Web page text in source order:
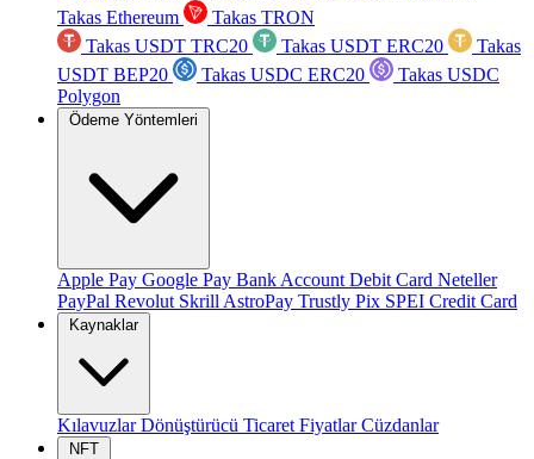
Takas Ethereum
Takas TRON
Takas USDT TRC20
Takas USDT ERC20
Takas
USDT BEP20
Takas USDC ERC20
Takas USDC
Polygon
Ödeme Yöntemleri
Apple Pay Google Pay Bank Account Debit Card Neteller
PayPal Revolut Skrill AstroPay Trustly Pix SPEI Credit Card
Kaynaklar
KılavuzlarDönüştürücü Ticaret FiyatlarCüzdanlar
NFT